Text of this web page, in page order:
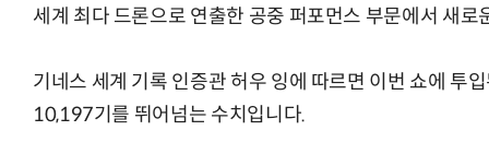
세계 최다 드론으로 연출한 공중 퍼포먼스 부문에서 새로
기네스 세계 기록 인증관 허우 잉에 따르면 이번 쇼에 투
10,197기를 뛰어넘는 수치입니다.